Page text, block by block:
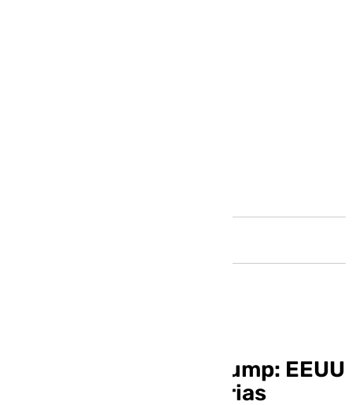
Nueva agresión de Trump: EEUU
revoca permisos a varias